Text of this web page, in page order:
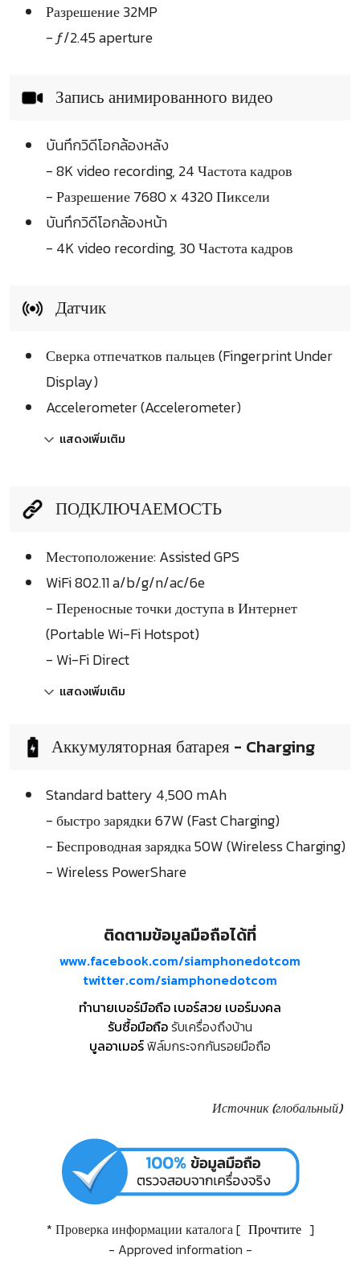
Разрешение 32MP
- ƒ/2.45 aperture
Запись анимированного видео
บันทึกวิดีโอกล้องหลัง
- 8K video recording, 24 Частота кадров
- Разрешение 7680 x 4320 Пиксели
บันทึกวิดีโอกล้องหน้า
- 4K video recording, 30 Частота кадров
Датчик
Сверка отпечатков пальцев (Fingerprint Under
Display)
Accelerometer (Accelerometer)
แสดงเพิ่มเติม
ПОДКЛЮЧАЕМОСТЬ
Местоположение: Assisted GPS
WiFi 802.11 a/b/g/n/ac/6e
- Переносные точки доступа в Интернет
(Portable Wi-Fi Hotspot)
- Wi-Fi Direct
แสดงเพิ่มเติม
Аккумуляторная батарея - Charging
Standard battery 4,500 mAh
- быстро зарядки 67W (Fast Charging)
- Беспроводная зарядка 50W (Wireless Charging)
- Wireless PowerShare
ติดตามข้อมูลมือถือได้ที่
www.facebook.com/siamphonedotcom
twitter.com/siamphonedotcom
ทำนายเบอร์มือถือ เบอร์สวย เบอร์มงคล
รับซื้อมือถือรับเครื่องถึงบ้าน
บูลอาเมอร์ฟิล์มกระจกกันรอยมือถือ
Источник (глобальный)
* Проверка информации каталога [ Прочтите ]
- Approved information -